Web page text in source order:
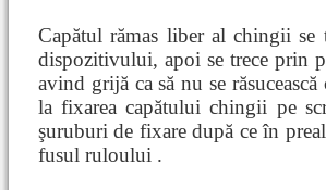
Capătul rămas liber al chingii se
dispozitivului, apoi se trece prin
avind grijă ca să nu se
la fixarea capătului chingii pe
şuruburi de fixare după ce în
fusul ruloului .